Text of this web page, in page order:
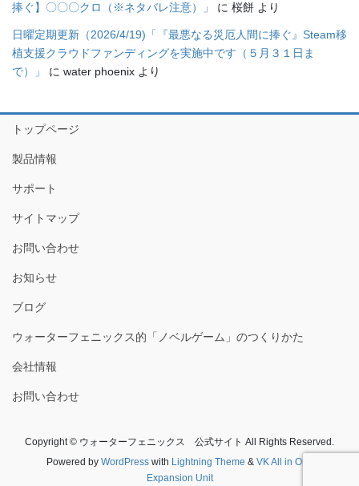
捧ぐ】〇〇〇クロ（※ネタバレ注意）」
に 桜餅 より
日曜定期更新（2026/4/19)「『最悪なる災厄人間に捧ぐ』Steam移
植支援クラウドファンディングを実施中です（５月３１日ま
で）」
に water phoenix より
トップページ
製品情報
サポート
サイトマップ
お問い合わせ
お知らせ
ブログ
ウォーターフェニックス的「ノベルゲーム」のつくりかた
会社情報
お問い合わせ
Copyright © ウォーターフェニックス 公式サイト All Rights Reserved.
Powered by WordPresswith Lightning Theme & VK All in One
Expansion Unit